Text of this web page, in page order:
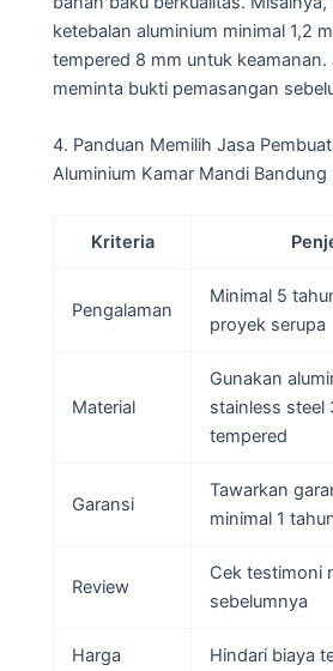
ketebalan aluminium minimal 1,2
tempered 8 mm untuk
meminta bukti pemasangan
4. Panduan Memilih Jasa
Aluminium Kamar Mandi Bandung
Kriteria
Pengalaman
Minimal 5
proyek serupa
Material
Gunakan
stainless steel
tempered
Garansi
Tawarkan
minimal 1
Review
Cek testimoni
sebelumnya
Harga
Hindari biaya